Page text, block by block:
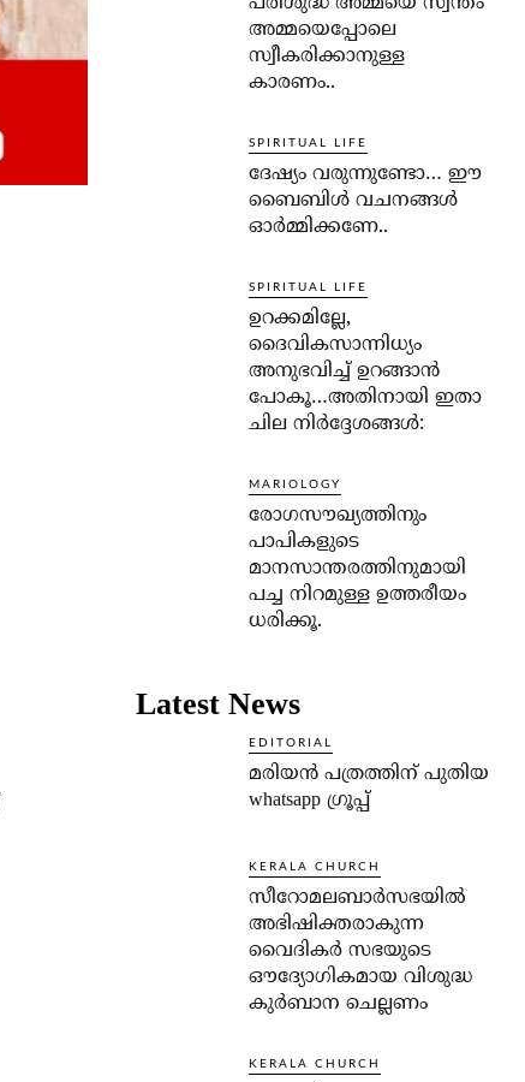
അമ്മയെപ്പോലെ
സ്വീകരിക്കാനുള്ള
കാരണം..
SPIRITUAL LIFE
ദേഷ്യം വരുന്നുണ്ടോ… ഈ
ബൈബിള്‍ വചനങ്ങള്‍
ഓര്‍മ്മിക്കണേ..
SPIRITUAL LIFE
ഉറക്കമില്ലേ,
ദൈവികസാന്നിധ്യം
അനുഭവിച്ച് ഉറങ്ങാന്‍
പോകൂ…അതിനായി ഇതാ
ചില നിര്‍ദ്ദേശങ്ങള്‍:
MARIOLOGY
രോഗസൗഖ്യത്തിനും
പാപികളുടെ
മാനസാന്തരത്തിനുമായി
പച്ച നിറമുള്ള ഉത്തരീയം
ധരിക്കൂ.
Latest News
EDITORIAL
മരിയൻ പത്രത്തിന് പുതിയ
whatsapp ഗ്രൂപ്പ്
KERALA CHURCH
സീറോമലബാർസഭയിൽ
അഭിഷിക്തരാകുന്ന
വൈദികർ സഭയുടെ
ഔദ്യോഗികമായ വിശുദ്ധ
കുർബാന ചെല്ലണം
KERALA CHURCH